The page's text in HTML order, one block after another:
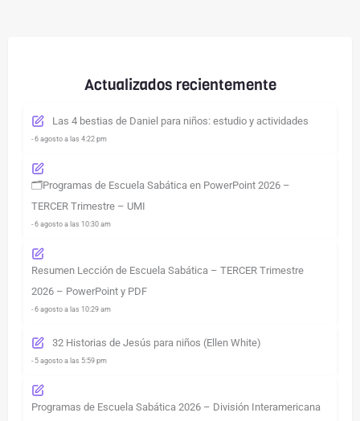
Actualizados recientemente
Las 4 bestias de Daniel para niños: estudio y actividades
- 6 agosto a las 4:22 pm
🗂️Programas de Escuela Sabática en PowerPoint 2026 –
TERCER Trimestre – UMI
- 6 agosto a las 10:30 am
Resumen Lección de Escuela Sabática – TERCER Trimestre
2026 – PowerPoint y PDF
- 6 agosto a las 10:29 am
32 Historias de Jesús para niños (Ellen White)
- 5 agosto a las 5:59 pm
Programas de Escuela Sabática 2026 – División Interamericana